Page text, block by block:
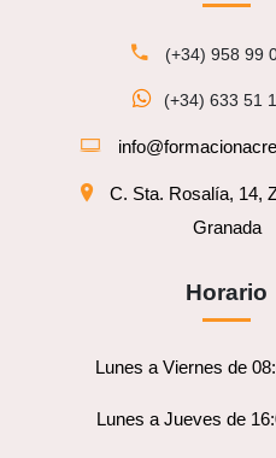
(+34) 958 99
(+34) 633 51
C. Sta. Rosalía, 14,
Granada
Horario
Lunes a Viernes de
Lunes a Jueves de